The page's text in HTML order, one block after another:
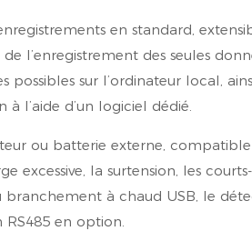
en standard,
l’enregistrement des seules
possibles sur l’ordinateur local,
l’aide d’un logiciel dédié.
ou batterie externe, compatible
la surtension, les
branchement à chaud USB, le
en option.